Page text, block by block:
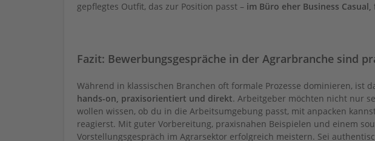
gepflegtes Outfit, das zur Position passt – im Büro eher Business
Fazit: Bewerbungsgespräche in der Agrarbranche sind
Während in klassischen Branchen oft formale Prozesse dominieren, ist
hands-on, praxisorientiert und direkt. Arbeitgeber möchten nicht nur
wollen wissen, ob du in die Arbeitsumgebung passt, mit anpacken
reagierst. Mit guter Vorbereitung, praxisnahen Beispielen und einem
Vorstellungsgespräch im Agrarsektor erfolgreich meistern. Sei